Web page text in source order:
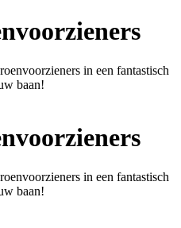
in een fantastisch
baan!
in een fantastisch
baan!